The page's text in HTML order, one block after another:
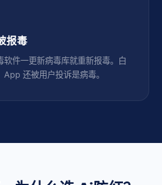
报毒
软件一更新病毒库就重新报毒。白
App 还被用户投诉是病毒。